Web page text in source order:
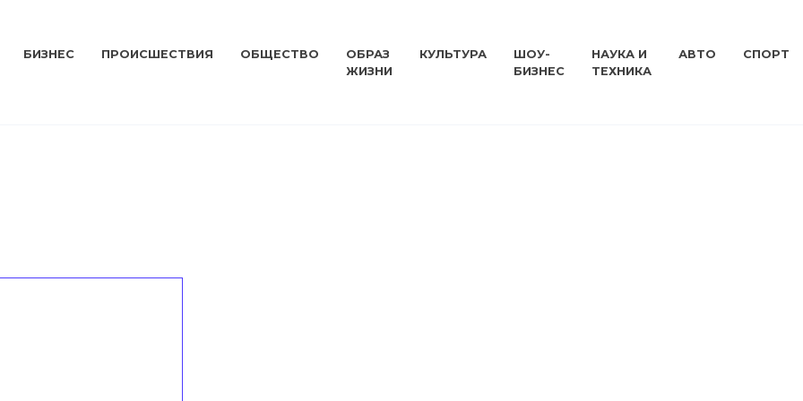
БИЗНЕС ПРОИСШЕСТВИЯ ОБЩЕСТВО
ОБРАЗ
ЖИЗНИ
КУЛЬТУРА
ШОУ-
БИЗНЕС
НАУКА И
ТЕХНИКА
АВТО СПОРТ